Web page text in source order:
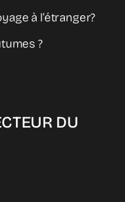
à l’étranger?
?
DU